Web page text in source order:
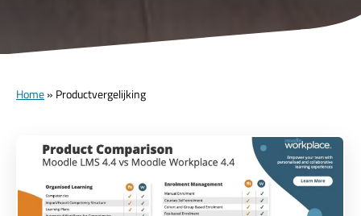
Home» Productvergelijking